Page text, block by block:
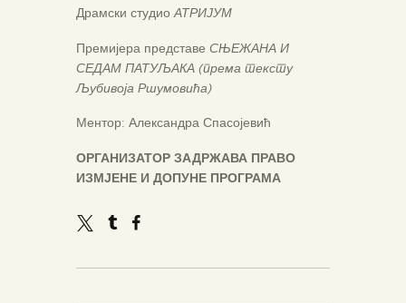
Драмски студиоАТРИЈУМ
Премијера представе СЊЕЖАНА И
СЕДАМ ПАТУЉАКА (према тексту
Љубивоја Ршумовића)
Ментор: Александра Спасојевић
ОРГАНИЗАТОР ЗАДРЖАВА ПРАВО
ИЗМЈЕНЕ И ДОПУНЕ ПРОГРАМА